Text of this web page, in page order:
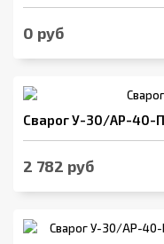
0 руб
Сварог У-30/АР-40-
2 782 руб